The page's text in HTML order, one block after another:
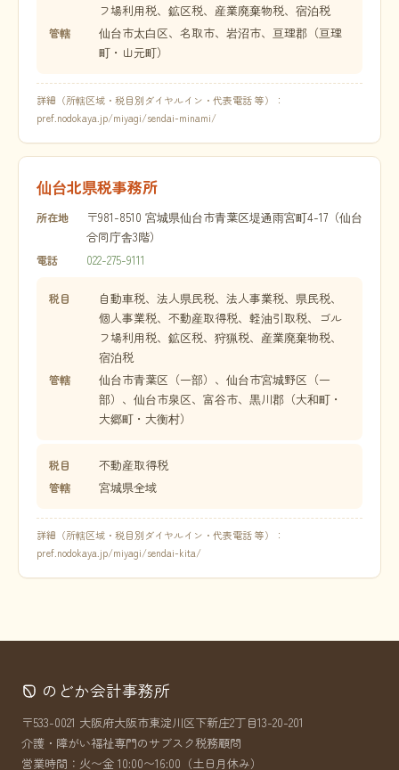
フ場利用税、鉱区税、産業廃棄物税、宿泊税
管轄
仙台市太白区、名取市、岩沼市、亘理郡（亘理
町・山元町）
詳細（所轄区域・税目別ダイヤルイン・代表電話 等）：
pref.nodokaya.jp/miyagi/sendai-minami/
仙台北県税事務所
所在地
〒981-8510 宮城県仙台市青葉区堤通雨宮町4-17（仙台
合同庁舎3階）
電話 022-275-9111
税目
自動車税、法人県民税、法人事業税、県民税、
個人事業税、不動産取得税、軽油引取税、ゴル
フ場利用税、鉱区税、狩猟税、産業廃棄物税、
宿泊税
管轄
仙台市青葉区（一部）、仙台市宮城野区（一
部）、仙台市泉区、富谷市、黒川郡（大和町・
大郷町・大衡村）
税目 不動産取得税
管轄 宮城県全域
詳細（所轄区域・税目別ダイヤルイン・代表電話 等）：
pref.nodokaya.jp/miyagi/sendai-kita/
のどか会計事務所
〒533-0021 大阪府大阪市東淀川区下新庄2丁目13-20-201
介護・障がい福祉専門のサブスク税務顧問
営業時間：火〜金 10:00〜16:00（土日月休み）